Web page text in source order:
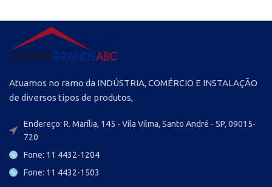
Atuamos no ramo da INDÚSTRIA, COMÉRCIO E INSTALAÇÃO
de diversos tipos de produtos,
Endereço: R. Marília, 145 - Vila Vilma, Santo André - SP, 09015-
720
Fone: 11 4432-1204
Fone: 11 4432-1503